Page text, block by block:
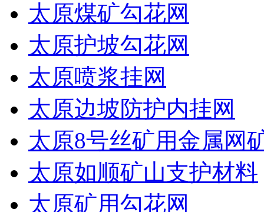
太原煤矿勾花网
太原护坡勾花网
太原喷浆挂网
太原边坡防护内挂网
太原8号丝矿用金属网
太原如顺矿山支护材料
太原矿用勾花网